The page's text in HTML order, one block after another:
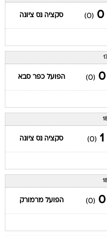
(0) סקציה נס ציונה
(0) הפועל כפר סבא
(0) סקציה נס ציונה
(0) הפועל מרמורק